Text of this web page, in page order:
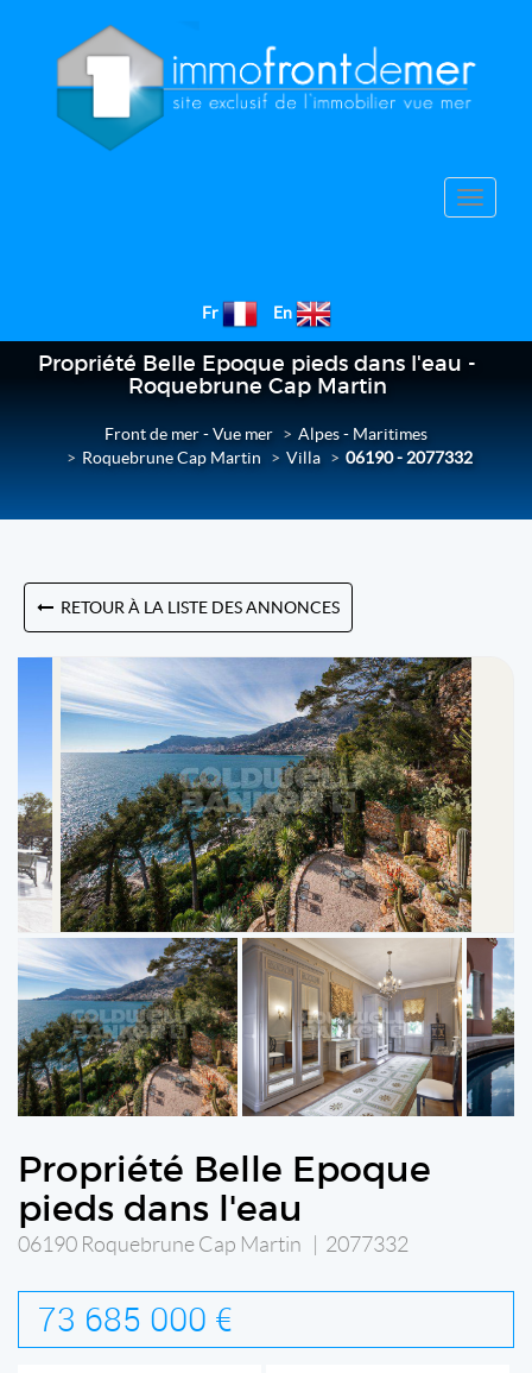
Toggle
Fr En
Propriété Belle Epoque pieds dans l'eau -
Roquebrune Cap Martin
Front de mer - Vue mer
Alpes - Maritimes
Roquebrune Cap Martin
Villa 06190 - 2077332
RETOUR À LA LISTE DES ANNONCES
Propriété Belle Epoque
pieds dans l'eau
06190 Roquebrune Cap Martin | 2077332
73 685 000 €